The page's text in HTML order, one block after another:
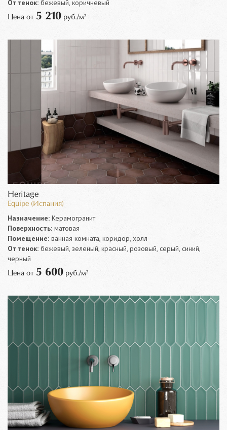
Оттенок: бежевый, коричневый
Цена от 5 210 руб./м²
Heritage
Equipe (Испания)
Назначение: Керамогранит
Поверхность: матовая
Помещение: ванная комната, коридор, холл
Оттенок: бежевый, зеленый, красный, розовый, серый, синий,
черный
Цена от 5 600 руб./м²